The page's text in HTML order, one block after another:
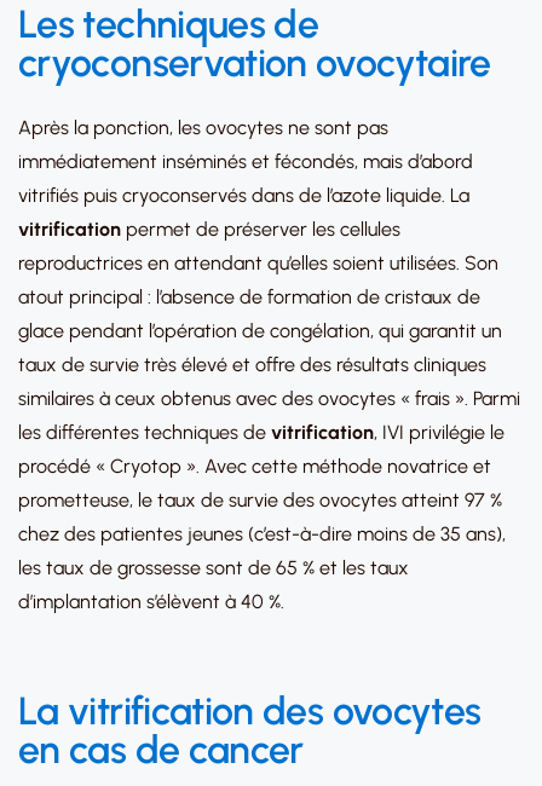
Les techniques de
cryoconservation ovocytaire
Après la ponction, les ovocytes ne sont pas
immédiatement inséminés et fécondés, mais d’abord
vitrifiés puis cryoconservés dans de l’azote liquide. La
vitrification permet de préserver les cellules
reproductrices en attendant qu’elles soient utilisées. Son
atout principal : l’absence de formation de cristaux de
glace pendant l’opération de congélation, qui garantit un
taux de survie très élevé et offre des résultats cliniques
similaires à ceux obtenus avec des ovocytes « frais ». Parmi
les différentes techniques de vitrification, IVI privilégie le
procédé « Cryotop ». Avec cette méthode novatrice et
prometteuse, le taux de survie des ovocytes atteint 97 %
chez des patientes jeunes (c’est-à-dire moins de 35 ans),
les taux de grossesse sont de 65 % et les taux
d’implantation s’élèvent à 40 %.
La vitrification des ovocytes
en cas de cancer